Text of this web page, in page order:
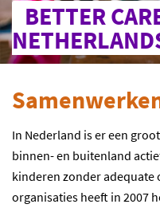
BETTER
In Nederland is er een
binnen- en buitenland
kinderen zonder adequate
organisaties heeft in 2007